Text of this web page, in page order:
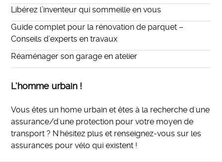
Libérez l’inventeur qui sommeille en vous
Guide complet pour la rénovation de parquet –
Conseils d’experts en travaux
Réaménager son garage en atelier
L’homme urbain !
Vous êtes un home urbain et êtes à la recherche d'une
assurance/d'une protection pour votre moyen de
transport ? N'hésitez plus et renseignez-vous sur les
assurances pour vélo qui existent !